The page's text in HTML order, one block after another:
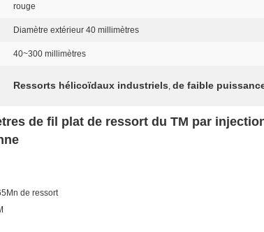
rouge
Diamètre extérieur 40 millimètres
40~300 millimètres
Ressorts hélicoïdaux industriels, de faible
de fil plat de ressort du TM par
de ressort